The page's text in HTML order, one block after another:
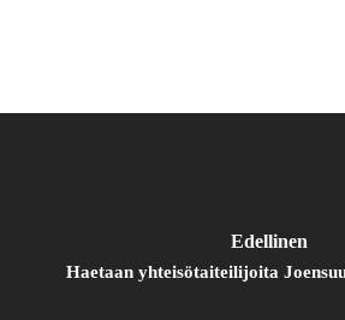
Edellinen
Haetaan yhteisötaiteilijoita